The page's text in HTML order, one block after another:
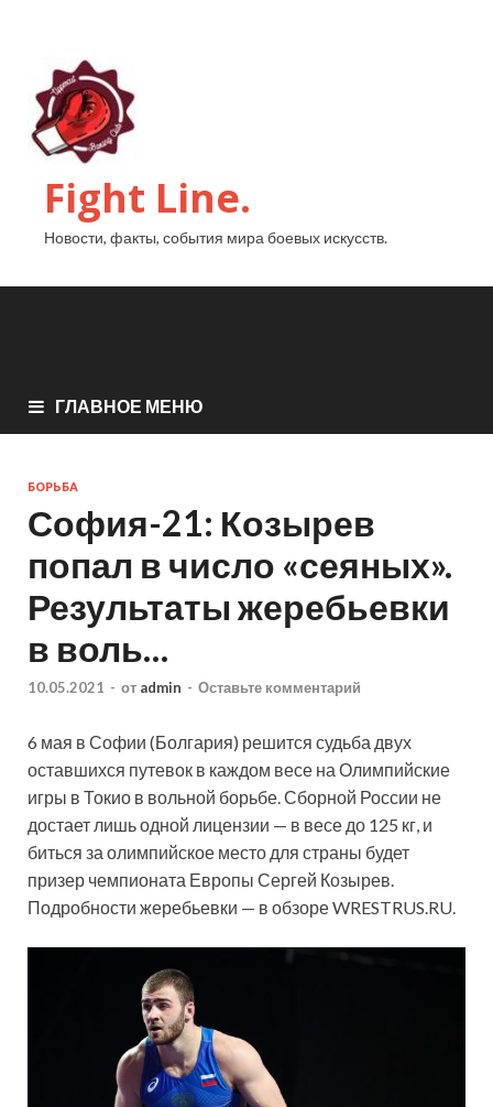
Fight Line.
Новости, факты, события мира боевых искусств.
ГЛАВНОЕ МЕНЮ
БОРЬБА
София-21: Козырев
попал в число «сеяных».
Результаты жеребьевки
в воль…
10.05.2021 - от admin - Оставьте комментарий
6 мая в Софии (Болгария) решится судьба двух
оставшихся путевок в каждом весе на Олимпийские
игры в Токио в вольной борьбе. Сборной России не
достает лишь одной лицензии — в весе до 125 кг, и
биться за олимпийское место для страны будет
призер чемпионата Европы Сергей Козырев.
Подробности жеребьевки — в обзоре WRESTRUS.RU.